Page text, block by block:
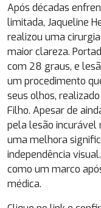
Após décadas
limitada, Jaqueline
realizou uma
maior clareza.
com 28 graus, e
um procedimento
seus olhos,
Filho. Apesar de
pela lesão incurável
uma melhora
independência
como um marco
médica.